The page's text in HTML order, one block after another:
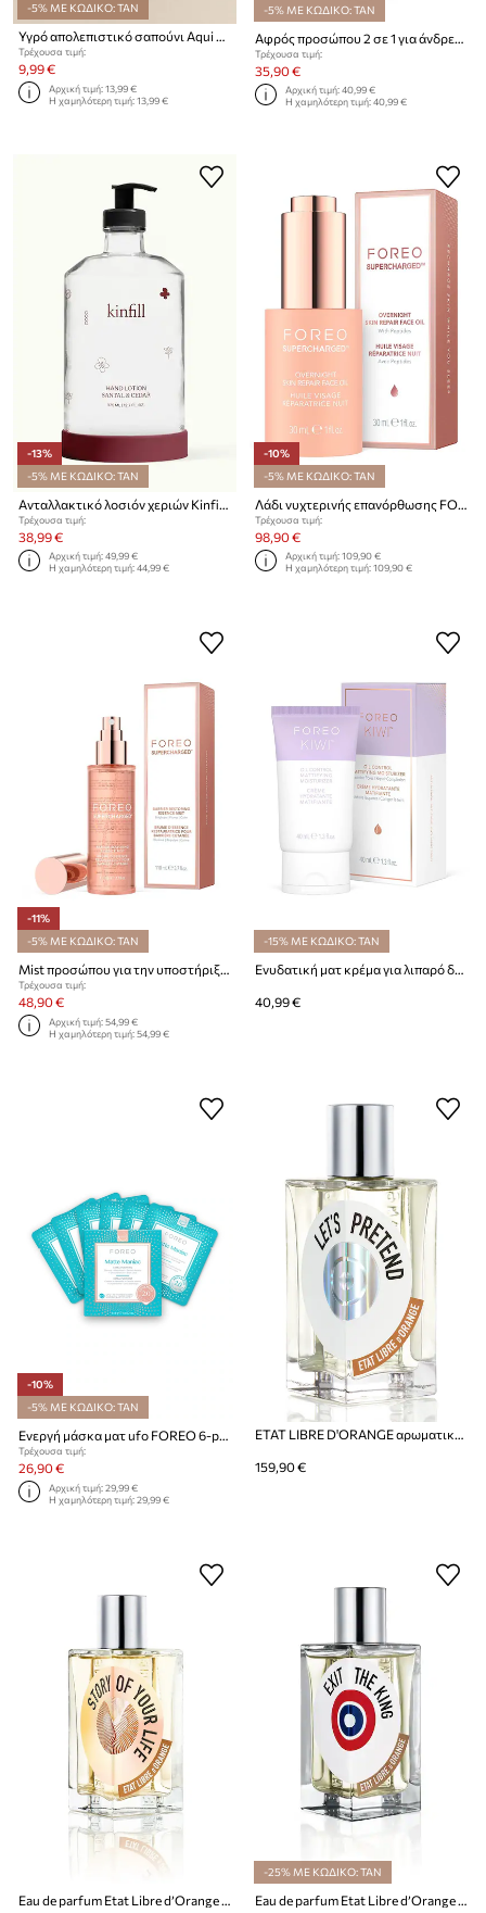
-5% ΜΕ ΚΩΔΙΚΟ: TAN
Υγρό απολεπιστικό σαπούνι Aqui d'Aia Oil Bath 300 ml
Τρέχουσα τιμή:
9,99 €
Αρχική τιμή:13,99 €
Η χαμηλότερη τιμή:13,99 €
-5% ΜΕ ΚΩΔΙΚΟ: TAN
Τρέχουσα τιμή:
35,90 €
Αρχική τιμή:40,99 €
Η χαμηλότερη τιμή:40,99 €
-13%
-5% ΜΕ ΚΩΔΙΚΟ: TAN
Τρέχουσα τιμή:
38,99 €
Αρχική τιμή:49,99 €
Η χαμηλότερη τιμή:44,99 €
-10%
-5% ΜΕ ΚΩΔΙΚΟ: TAN
Τρέχουσα τιμή:
98,90 €
Αρχική τιμή:109,90 €
Η χαμηλότερη τιμή:109,90 €
-11%
-5% ΜΕ ΚΩΔΙΚΟ: TAN
Mist προσώπου για την υποστήριξη του φραγμού FOREO SUPERCHARGED Barrier Restoring Essence Mist 110mL
Τρέχουσα τιμή:
48,90 €
Αρχική τιμή:54,99 €
Η χαμηλότερη τιμή:54,99 €
-15% ΜΕ ΚΩΔΙΚΟ: TAN
Ενυδατική ματ κρέμα για λιπαρό δέρμα FOREO KIWI Oil Control Mattifying Moisturizer 40mL
40,99 €
-10%
-5% ΜΕ ΚΩΔΙΚΟ: TAN
Ενεργή μάσκα ματ ufo FOREO 6-pack
Τρέχουσα τιμή:
26,90 €
Αρχική τιμή:29,99 €
Η χαμηλότερη τιμή:29,99 €
159,90 €
-25% ΜΕ ΚΩΔΙΚΟ: TAN